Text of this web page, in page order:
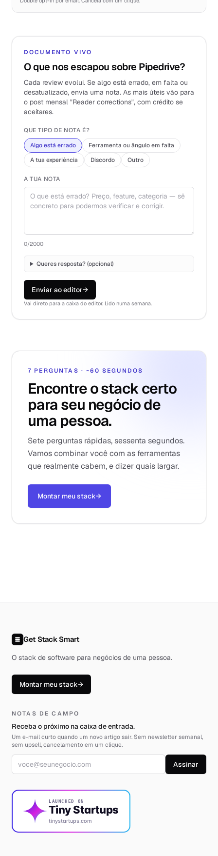
DOCUMENTO VIVO
O que nos escapou sobre Pipedrive?
Cada review evolui. Se algo está errado, em falta ou
desatualizado, envia uma nota. As mais úteis vão para
o post mensal "Reader corrections", com crédito se
aceitares.
QUE TIPO DE NOTA É?
Algo está errado
Ferramenta ou ângulo em falta
A tua experiência
Discordo Outro
A TUA NOTA
0/2000
Queres resposta? (opcional)
Enviar ao editor→
Vai direto para a caixa do editor. Lido numa semana.
7 PERGUNTAS · ~60 SEGUNDOS
Encontre o stack certo
para seu negócio de
uma pessoa.
Sete perguntas rápidas, sessenta segundos.
Vamos combinar você com as ferramentas
que realmente cabem, e dizer quais largar.
Montar meu stack→
Get Stack Smart
O stack de software para negócios de uma pessoa.
Montar meu stack→
NOTAS DE CAMPO
Receba o próximo na caixa de entrada.
Um e-mail curto quando um novo artigo sair. Sem newsletter semanal,
sem upsell, cancelamento em um clique.
Endereço de e-mail Assinar
LAUNCHED ON
Tiny Startups
tinystartups.com